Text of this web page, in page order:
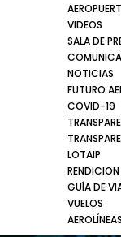
VIDEOS
SALA DE
NOTICIAS
FUTURO
COVID-19
LOTAIP
GUÍA DE
VUELOS
AEROLÍNEAS